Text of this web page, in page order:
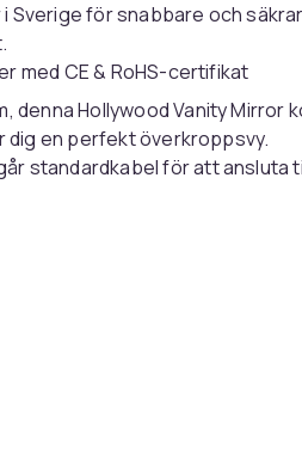
i Sverige för snabbare och
med CE & RoHS-certifikat
denna Hollywood Vanity Mirror
dig en perfekt överkroppsvy.
standardkabel för att ansluta
tillval:
på bordsskivan eller på
smink som passar alla scen.